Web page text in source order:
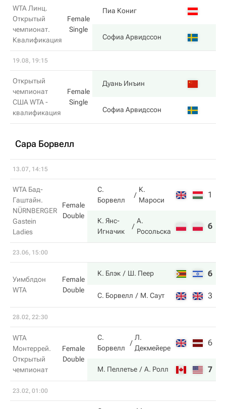
WTA Линц.
Открытый
чемпионат.
Квалификация
Female
Single
Пиа Кониг
Софиа Арвидссон
19.08, 19:15
Открытый
чемпионат
США WTA -
квалификация
Female
Single
Дуань Инъин
Софиа Арвидссон
Сара Борвелл
13.07, 14:15
WTA Бад-
Гаштайн.
NÜRNBERGER
Gastein
Ladies
Female
Double
С.
Борвелл
К.
Мароси
1
К. Янс-
Игначик
А.
Росольска
6
23.06, 15:00
Уимблдон
WTA
Female
Double
К. Блэк Ш. Пеер 6
С. Борвелл М. Саут 3
28.02, 22:30
WTA
Монтеррей.
Открытый
чемпионат
Female
Double
С.
Борвелл
Л.
Декмейере
6
М. Пеллетье А. Ролл 7
23.02, 01:00